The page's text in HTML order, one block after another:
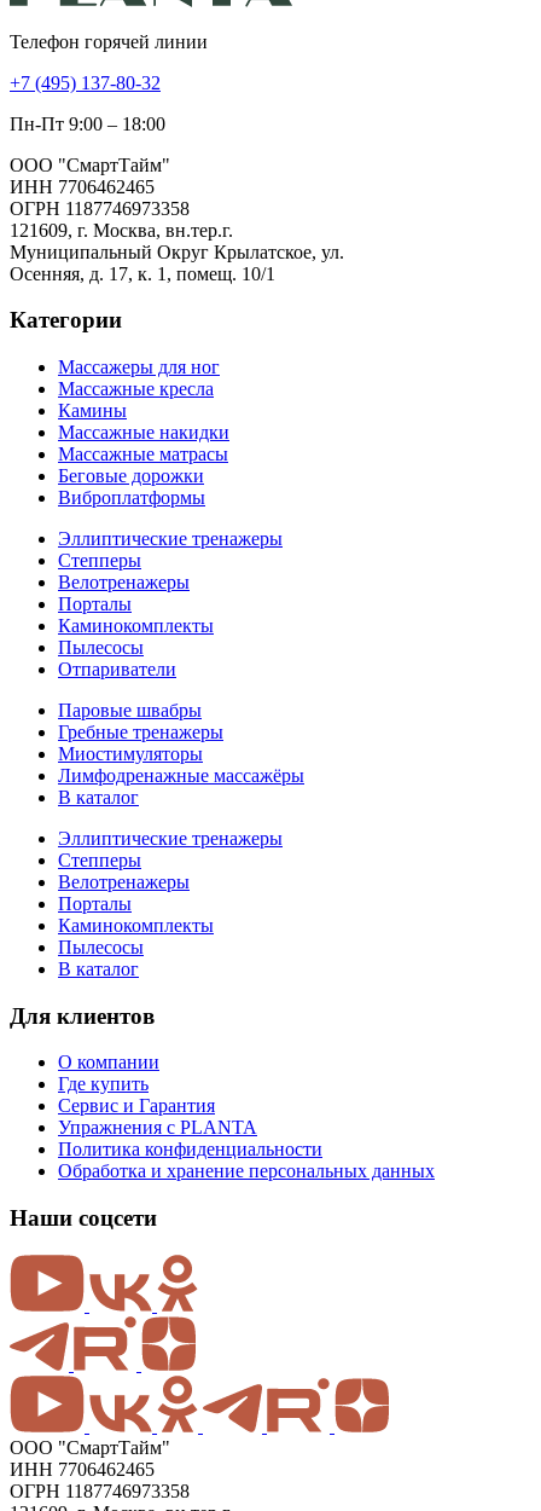
Телефон горячей линии
+7 (495) 137-80-32
Пн-Пт 9:00 – 18:00
ООО "СмартТайм"
ИНН 7706462465
ОГРН 1187746973358
121609, г. Москва, вн.тер.г.
Муниципальный Округ Крылатское, ул.
Осенняя, д. 17, к. 1, помещ. 10/1
Категории
Массажеры для ног
Массажные кресла
Камины
Массажные накидки
Массажные матрасы
Беговые дорожки
Виброплатформы
Эллиптические тренажеры
Степперы
Велотренажеры
Порталы
Каминокомплекты
Пылесосы
Отпариватели
Паровые швабры
Гребные тренажеры
Миостимуляторы
Лимфодренажные массажёры
В каталог
Эллиптические тренажеры
Степперы
Велотренажеры
Порталы
Каминокомплекты
Пылесосы
В каталог
Для клиентов
О компании
Где купить
Сервис и Гарантия
Упражнения с PLANTA
Политика конфиденциальности
Обработка и хранение персональных данных
Наши соцсети
ООО "СмартТайм"
ИНН 7706462465
ОГРН 1187746973358